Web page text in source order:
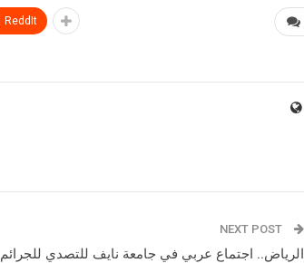
ReddIt
NEXT POST
الرياض.. اجتماع عربي في جامعة نايف للتصدي للجرائم